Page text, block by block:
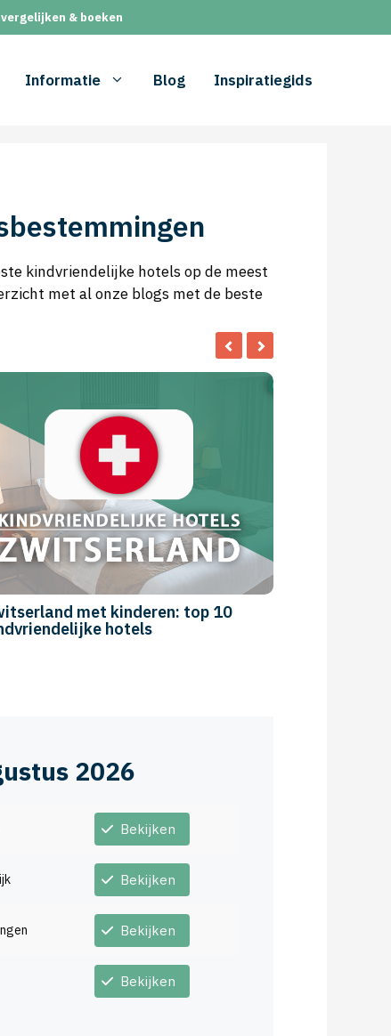
& boeken
Informatie Blog Inspiratiegids
kindvriendelijke hotels op de meest
met al onze blogs met de beste
10: de mooiste kindvriendelijke
op Aruba
2026
Bekijken
Bekijken
Bekijken
Bekijken